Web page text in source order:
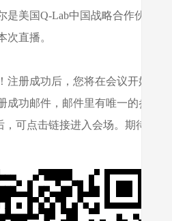
美国Q-Lab中国战略合作伙伴
次直播。
注册成功后，您将在会议开始前
功邮件，邮件里有唯一的参会
可点击链接进入会场。期待您